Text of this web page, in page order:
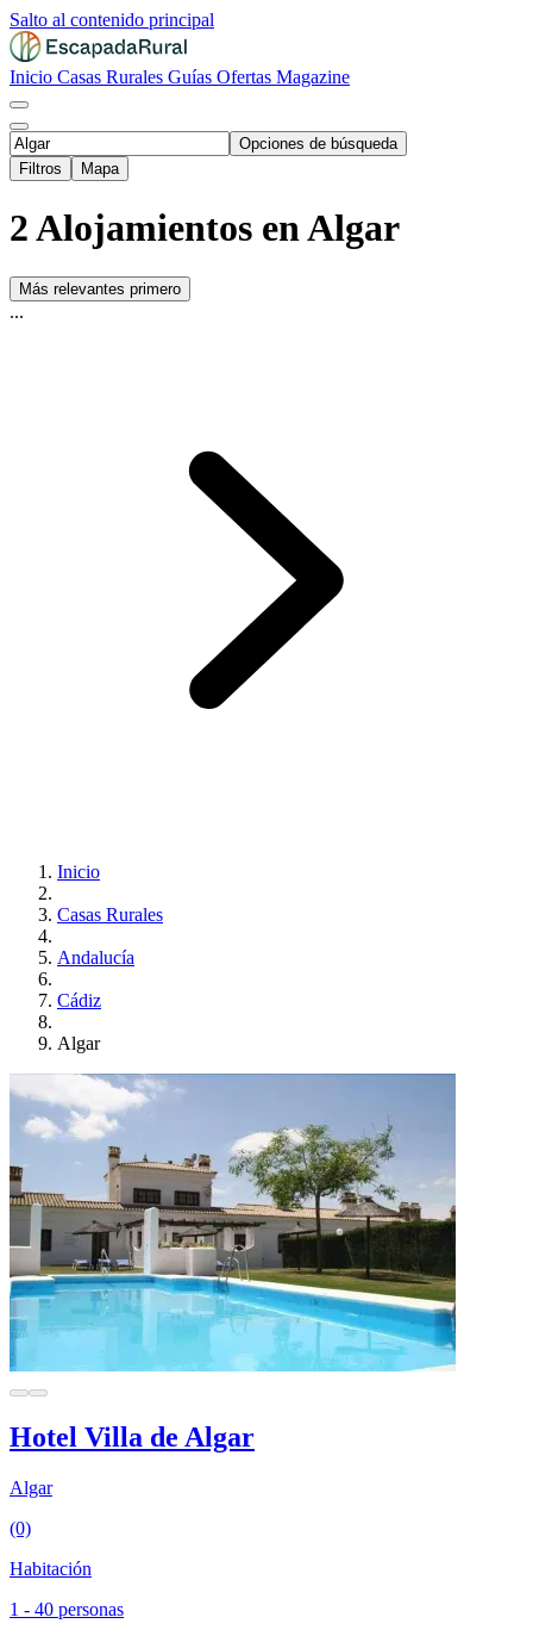
Salto al contenido principal
Inicio Casas Rurales Guías Ofertas Magazine
Opciones de búsqueda
Filtros
Mapa
2 Alojamientos en Algar
Más relevantes primero
...
Inicio
Casas Rurales
Andalucía
Cádiz
Algar
Hotel Villa de Algar
Algar
(0)
Habitación
1 - 40 personas